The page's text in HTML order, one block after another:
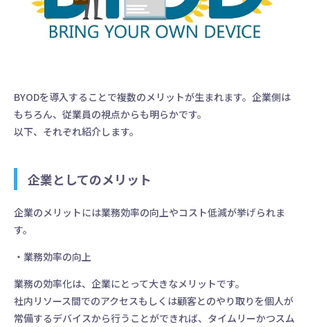
BYODを導入することで複数のメリットが生まれます。企業側は
もちろん、従業員の視点からも明らかです。
以下、それぞれ紹介します。
企業としてのメリット
企業のメリットには業務効率の向上やコスト低減が挙げられま
す。
・業務効率の向上
業務の効率化は、企業にとって大きなメリットです。
社内リソース間でのアクセスもしくは顧客とのやり取りを個人が
常備するデバイスから行うことができれば、タイムリーかつスム